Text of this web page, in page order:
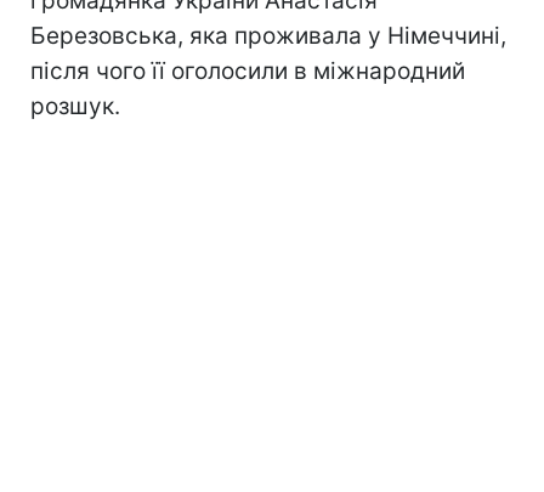
Березовська, яка проживала у Німеччині,
після чого її оголосили в міжнародний
розшук.